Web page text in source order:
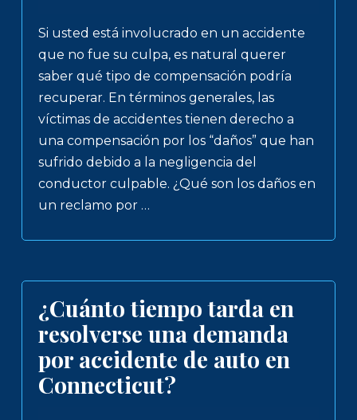
Si usted está involucrado en un accidente
que no fue su culpa, es natural querer
saber qué tipo de compensación podría
recuperar. En términos generales, las
víctimas de accidentes tienen derecho a
una compensación por los “daños” que han
sufrido debido a la negligencia del
conductor culpable. ¿Qué son los daños en
un reclamo por …
¿Cuánto tiempo tarda en
resolverse una demanda
por accidente de auto en
Connecticut?